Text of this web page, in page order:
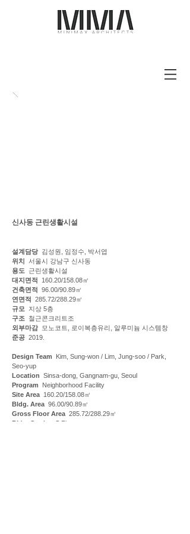
신사동 근린생활시설
설계담당 김성원, 임정수, 박서엽
위치
서울시 강남구 신사동
용도 근린생활시설
대지면적 160.20/158.08㎡
건축면적 96.00/90.89㎡
연면적 285.72/288.29㎡
규모 지상 5층
구조 철근콘크리트조
외부마감모노코트, 로이복층유리, 알루미늄 시스템창
준공 2019.
Design Team Kim, Sung-won / Lim, Jung-soo / Park,
Seo-yup
Location Sinsa-dong, Gangnam-gu, Seoul
Program Neighborhood Facility
Site Area 160.20/158.08㎡
Bldg. Area 96.00/90.89㎡
Gross Floor Area 285.72/288.29㎡
Bldg. Stories
5 Floors